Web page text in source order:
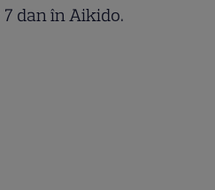
dan în Aikido.